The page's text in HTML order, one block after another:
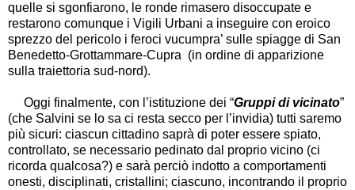
quelle si sgonfiarono, le ronde rimasero disoccupate e
restarono comunque i Vigili Urbani a inseguire con eroico
sprezzo del pericolo i feroci vucumpra’ sulle spiagge di San
Benedetto-Grottammare-Cupra (in ordine di apparizione
sulla traiettoria sud-nord).
Oggi finalmente, con l ’istituzione dei “Gruppi di vicinato”
(che Salvini se lo sa ci resta secco per l ’invidia) tutti saremo
più sicuri: ciascun cittadino saprà di poter essere spiato,
controllato, se necessario pedinato dal proprio vicino (ci
ricorda qualcosa?) e sarà perciò indotto a comportamenti
onesti, disciplinati, cristallini; ciascuno, incontrando il proprio